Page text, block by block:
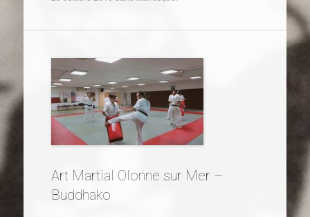
Art Martial Olonne sur Mer –
Buddhako